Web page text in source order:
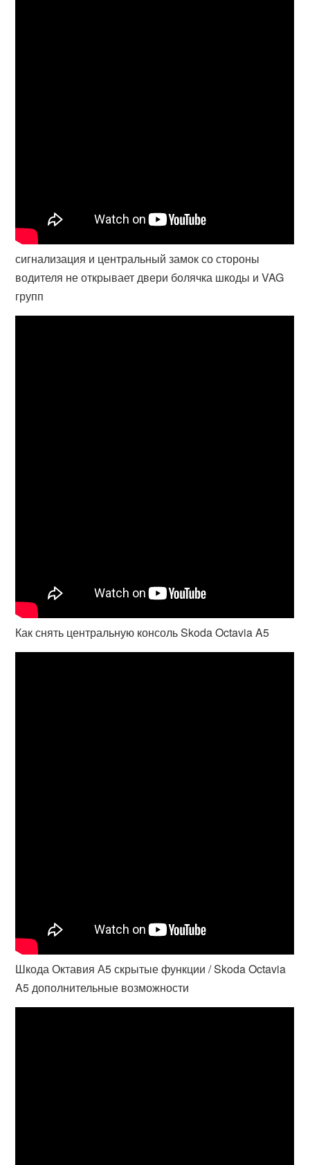
сигнализация и центральный замок со стороны
водителя не открывает двери болячка шкоды и VAG
групп
Как снять центральную консоль Skoda Octavia A5
Шкода Октавия А5 скрытые функции / Skoda Octavia
A5 дополнительные возможности